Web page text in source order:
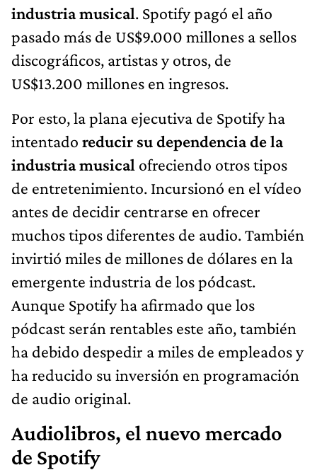
industria musical. Spotify pagó el año
pasado más de US$9.000 millones a sellos
discográficos, artistas y otros, de
US$13.200 millones en ingresos.
Por esto, la plana ejecutiva de Spotify ha
intentado reducir su dependencia de la
industria musical ofreciendo otros tipos
de entretenimiento. Incursionó en el vídeo
antes de decidir centrarse en ofrecer
muchos tipos diferentes de audio. También
invirtió miles de millones de dólares en la
emergente industria de los pódcast.
Aunque Spotify ha afirmado que los
pódcast serán rentables este año, también
ha debido despedir a miles de empleados y
ha reducido su inversión en programación
de audio original.
Audiolibros, el nuevo mercado
de Spotify